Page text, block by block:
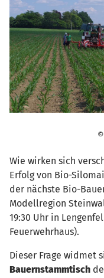
©
Wie wirken sich
Erfolg von Bio-
der nächste Bio-
Modellregion
19:30 Uhr in
Feuerwehrhaus).
Dieser Frage widmet
Bauernstammtisch